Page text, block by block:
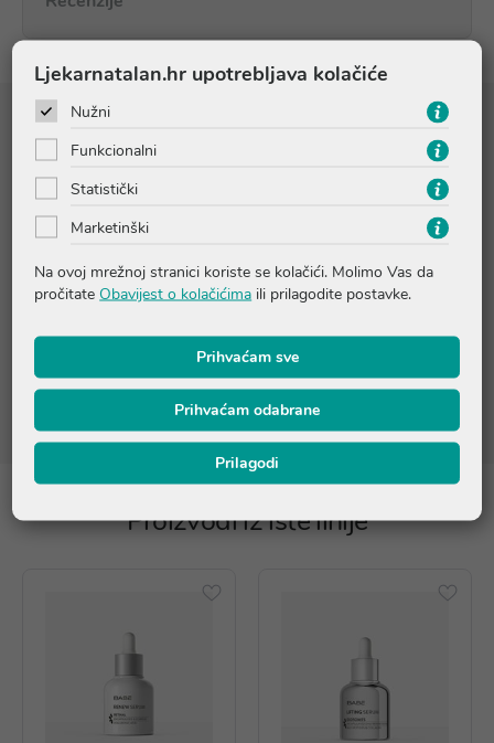
STABILNI VITAMIN C 15% · PREBIOTIK 0,50% · KARNOZIN
0,20% · INKAPSULIRANA FERULINSKA KISELINA 0,10% ·
HIJALURONSKA KISELINA 0,10%
Sastojci: Istaknuto na originalnoj ambalaži (vidi: INGREDIENTS)
Molimo provjerite točan sastav na pakiranju ili nas kontaktirajte
na online@ljekarnatalan.hr
Proizvodi iz iste linije
Ljekarnatalan.hr upotrebljava kolačiće
Nužni
Funkcionalni
Statistički
Marketinški
Na ovoj mrežnoj stranici koriste se kolačići. Molimo Vas da
pročitate Obavijest o kolačićima ili prilagodite postavke.
Prihvaćam sve
Prihvaćam odabrane
Prilagodi